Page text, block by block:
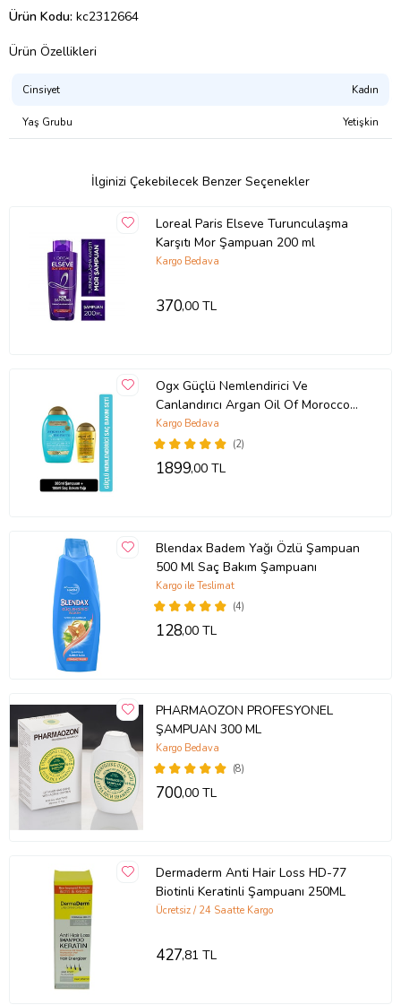
Ürün Kodu: kc2312664
Ürün Özellikleri
Cinsiyet Kadın
Yaş Grubu Yetişkin
İlginizi Çekebilecek Benzer Seçenekler
Loreal Paris Elseve Turunculaşma
Karşıtı Mor Şampuan 200 ml
Kargo Bedava
370,00 TL
Ogx Güçlü Nemlendirici Ve
Canlandırıcı Argan Oil Of Morocco
Sülfatsız Şampuan 385ml +Yağ
100ml
(2)
Kargo Bedava
1899,00 TL
Blendax Badem Yağı Özlü Şampuan
500 Ml Saç Bakım Şampuanı
(4)
Kargo ile Teslimat
128,00 TL
PHARMAOZON PROFESYONEL
ŞAMPUAN 300 ML
(8)
Kargo Bedava
700,00 TL
Dermaderm Anti Hair Loss HD-77
Biotinli Keratinli Şampuanı 250ML
Ücretsiz / 24 Saatte Kargo
427,81 TL